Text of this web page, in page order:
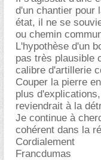
d'un chantier pour
état, il ne se
ou chemin
L'hypothèse d'un
pas très plausible
calibre d'artillerie
Couper la pierre
plus
reviendrait à la
Je continue à
cohérent dans la
Cordialement
Francdumas